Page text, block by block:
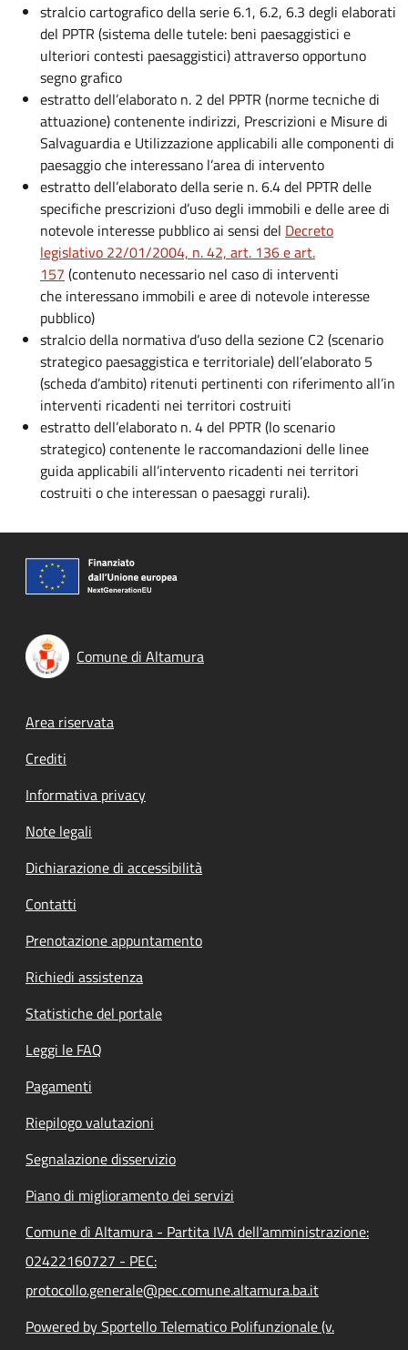
stralcio cartografico della serie 6.1, 6.2, 6.3 degli elaborati
del PPTR (sistema delle tutele: beni paesaggistici e
ulteriori contesti paesaggistici) attraverso opportuno
segno grafico
estratto dell’elaborato n. 2 del PPTR (norme tecniche di
attuazione) contenente indirizzi, Prescrizioni e Misure di
Salvaguardia e Utilizzazione applicabili alle componenti di
paesaggio che interessano l’area di intervento
estratto dell’elaborato della serie n. 6.4 del PPTR delle
specifiche prescrizioni d’uso degli immobili e delle aree di
notevole interesse pubblico ai sensi del Decreto
legislativo 22/01/2004, n. 42, art. 136 e art.
157 (contenuto necessario nel caso di interventi
che interessano immobili e aree di notevole interesse
pubblico)
stralcio della normativa d’uso della sezione C2 (scenario
strategico paesaggistica e territoriale) dell’elaborato 5
(scheda d’ambito) ritenuti pertinenti con riferimento all’in
interventi ricadenti nei territori costruiti
estratto dell’elaborato n. 4 del PPTR (lo scenario
strategico) contenente le raccomandazioni delle linee
guida applicabili all’intervento ricadenti nei territori
costruiti o che interessan o paesaggi rurali).
Comune di Altamura
Footer menu
Area riservata
Crediti
Informativa privacy
Note legali
Dichiarazione di accessibilità
Contatti
Prenotazione appuntamento
Richiedi assistenza
Statistiche del portale
Leggi le FAQ
Pagamenti
Riepilogo valutazioni
Segnalazione disservizio
Piano di miglioramento dei servizi
Comune di Altamura - Partita IVA dell'amministrazione:
02422160727 - PEC:
protocollo.generale@pec.comune.altamura.ba.it
Powered by Sportello Telematico Polifunzionale (v.